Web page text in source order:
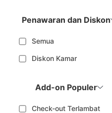
Penawaran dan Diskon
Semua
Diskon Kamar
Add-on Populer
Check-out Terlambat